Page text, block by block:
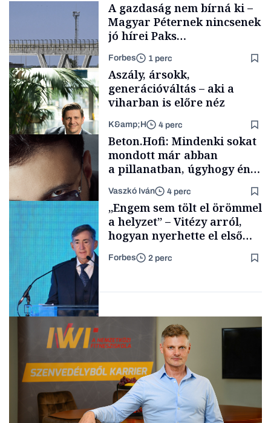
Energia
A gazdaság nem bírná ki –
Magyar Péternek nincsenek
jó hírei Paks
újraindításáról
Forbes 1 perc
TÁMOGATÓI
TARTALOM
Aszály, ársokk,
generációváltás – aki a
viharban is előre néz
K&amp;H 4 perc
Forbes-sztori
Beton.Hofi: Mindenki sokat
mondott már abban
a pillanatban, úgyhogy én
a legsarkosabb
gondolataimat akartam
kimondani
Vaszkó Iván 4 perc
Elszámoltatás
„Engem sem tölt el örömmel
a helyzet” – Vitézy arról,
hogyan nyerhette el első
tenderét Mészárosék cége a
Tisza-kormány alatt
Forbes 2 perc